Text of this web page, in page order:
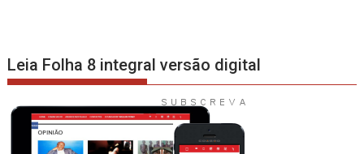
Leia Folha 8 integral versão digital